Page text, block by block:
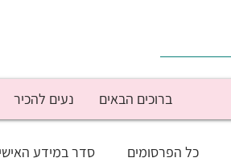
ברוכים הבאים נעים להכיר
כל הפרסומים סדר במידע האישי